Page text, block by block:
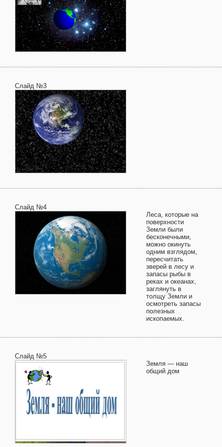
Слайд №3
Слайд №4
Леса, которые на
поверхности
Земли были
бесконечными,
можно окинуть
одним взглядом,
пересчитать
зверей в лесу и
запасы рыбы в
реках и океанах,
заглянуть в
толщу Земли и
осмотреть запасы
полезных
ископаемых.
Слайд №5
Земля — наш
общий дом